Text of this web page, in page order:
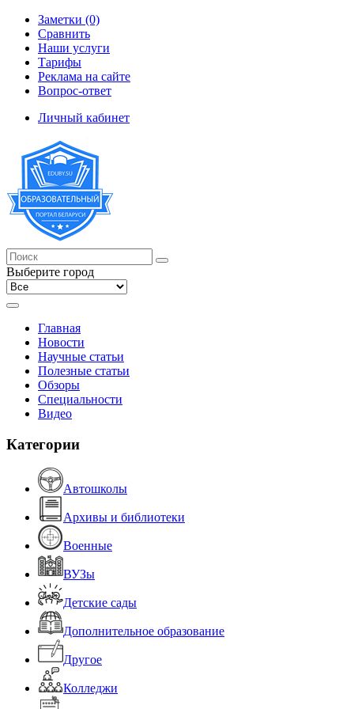
Заметки (0)
Сравнить
Наши услуги
Тарифы
Реклама на сайте
Вопрос-ответ
Личный кабинет
Выберите город
Главная
Новости
Научные статьи
Полезные статьи
Обзоры
Специальности
Видео
Категории
Автошколы
Архивы и библиотеки
Военные
ВУЗы
Детские сады
Дополнительное образование
Другое
Колледжи